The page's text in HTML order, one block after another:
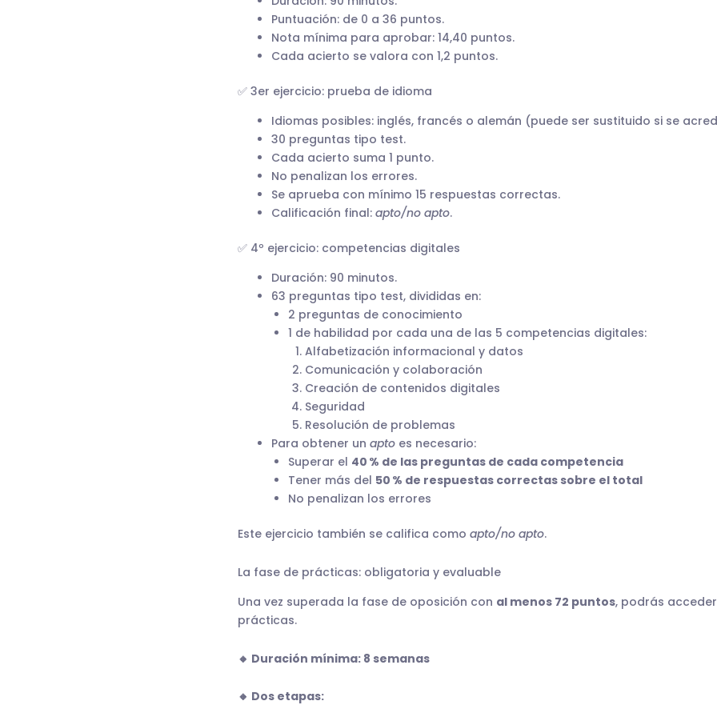
Puntuación: de 0 a 36 puntos.
Nota mínima para aprobar: 14,40 puntos.
Cada acierto se valora con 1,2 puntos.
✅ 3er ejercicio: prueba de idioma
Idiomas posibles: inglés, francés o alemán (puede ser sustituido si se
30 preguntas tipo test.
Cada acierto suma 1 punto.
No penalizan los errores.
Se aprueba con mínimo 15 respuestas correctas.
Calificación final: apto/no apto.
✅ 4º ejercicio: competencias digitales
Duración: 90 minutos.
63 preguntas tipo test, divididas en:
2 preguntas de conocimiento
1 de habilidad por cada una de las 5 competencias digitales:
Alfabetización informacional y datos
Comunicación y colaboración
Creación de contenidos digitales
Seguridad
Resolución de problemas
Para obtener un apto es necesario:
Superar el 40 % de las preguntas de cada competencia
Tener más del 50 % de respuestas correctas sobre el total
No penalizan los errores
Este ejercicio también se califica como apto/no apto.
La fase de prácticas: obligatoria y evaluable
Una vez superada la fase de oposición con al menos 72 puntos, podrás
prácticas.
🔸 Duración mínima: 8 semanas
🔸 Dos etapas: